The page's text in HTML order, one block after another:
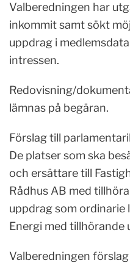
Valberedningen har
inkommit samt sökt
uppdrag i
intressen.
Redovisning/
lämnas på begäran.
Förslag till
De platser som ska
och ersättare till
Rådhus AB med
uppdrag som ordinarie
Energi med tillhörande
Valberedningen